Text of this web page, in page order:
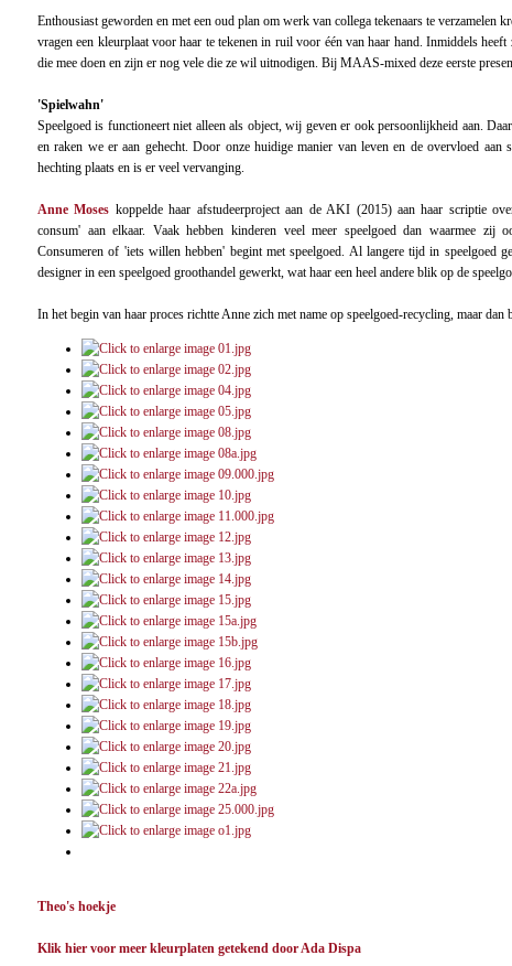
Enthousiast geworden en met een oud plan om werk van collega tekenaars te verzamelen
vragen een kleurplaat voor haar te tekenen in ruil voor één van haar hand. Inmiddels heeft
die mee doen en zijn er nog vele die ze wil uitnodigen. Bij MAAS-mixed deze eerste
'Spielwahn'
Speelgoed is functioneert niet alleen als object, wij geven er ook persoonlijkheid aan.
en raken we er aan gehecht. Door onze huidige manier van leven en de overvloed aan
hechting plaats en is er veel vervanging.
Anne Moses koppelde haar afstudeerproject aan de AKI (2015) aan haar scriptie
consum' aan elkaar. Vaak hebben kinderen veel meer speelgoed dan waarmee zij
Consumeren of 'iets willen hebben' begint met speelgoed. Al langere tijd in speelgoed
designer in een speelgoed groothandel gewerkt, wat haar een heel andere blik op de
In het begin van haar proces richtte Anne zich met name op speelgoed-recycling, maar dan
Theo's hoekje
Klik hier voor meer kleurplaten getekend door Ada Dispa